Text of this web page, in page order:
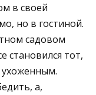
в своей
но в гостиной.
садовом
становился тот,
а,